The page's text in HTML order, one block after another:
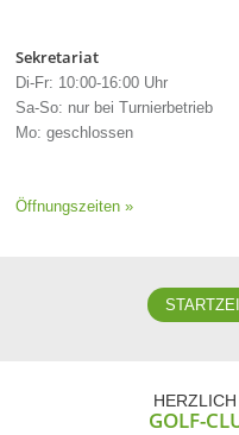
Sekretariat
Di-Fr: 10:00-16:00 Uhr
Sa-So: nur bei Turnierbetrieb
Mo: geschlossen
Öffnungszeiten »
GOLF-